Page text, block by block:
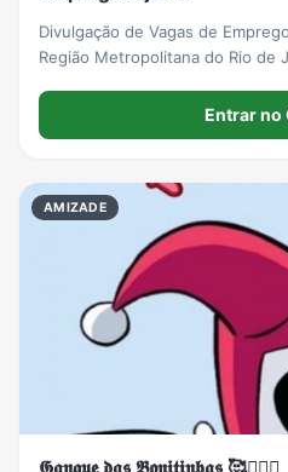
Divulgação de Vagas de
Região Metropolitana do Rio de
Entrar no
AMIZADE